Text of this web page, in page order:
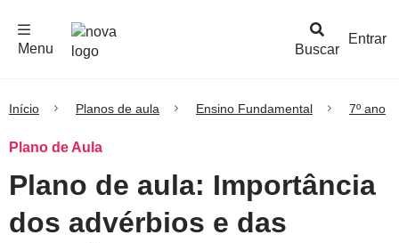
Buscar
Menu
Entrar
Início Planos de aula Ensino Fundamental 7º ano
Plano de Aula
Plano de aula: Importância
dos advérbios e das